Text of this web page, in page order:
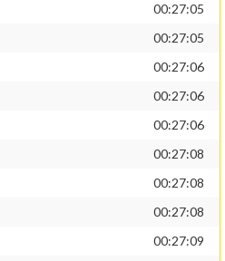
00:27:05
00:27:05
00:27:06
00:27:06
00:27:06
00:27:08
00:27:08
00:27:08
00:27:09